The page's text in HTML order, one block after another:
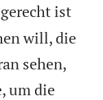
ist
will, die
sehen,
um die